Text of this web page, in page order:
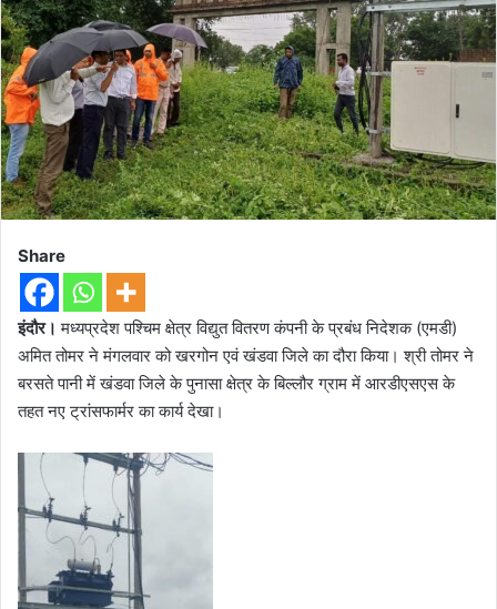
Share
इंदौर। मध्यप्रदेश पश्चिम क्षेत्र विद्युत वितरण कंपनी के प्रबंध निदेशक (एमडी)
अमित तोमर ने मंगलवार को खरगोन एवं खंडवा जिले का दौरा किया। श्री तोमर ने
बरसते पानी में खंडवा जिले के पुनासा क्षेत्र के बिल्लौर ग्राम में आरडीएसएस के
तहत नए ट्रांसफार्मर का कार्य देखा।